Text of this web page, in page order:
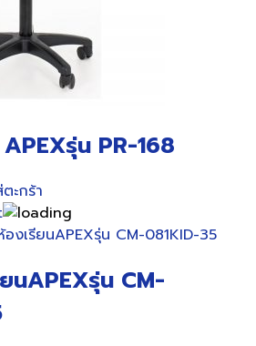
APEXรุ่น PR-168
ะกร้า
นAPEXรุ่น CM-